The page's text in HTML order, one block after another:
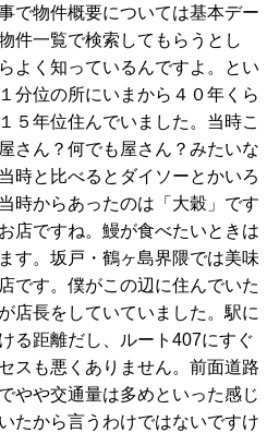
で物件概要については基本デー
件一覧で検索してもらうとし
よく知っているんですよ。とい
分位の所にいまから４０年くら
５年位住んでいました。当時こ
さん？何でも屋さん？みたいな
時と比べるとダイソーとかいろ
時からあったのは「大穀」です
店ですね。鰻が食べたいときは
す。坂戸・鶴ヶ島界隈では美味
です。僕がこの辺に住んでいた
店長をしていていました。駅に
る距離だし、ルート407にすぐ
スも悪くありません。前面道路
やや交通量は多めといった感じ
たから言うわけではないですけ